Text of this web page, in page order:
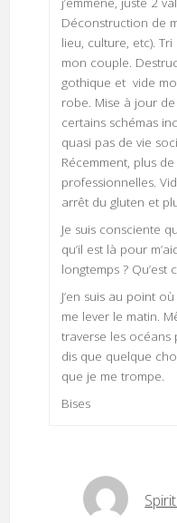
Déconstruction de
lieu, culture, etc).
mon couple.
gothique et vide
robe. Mise à jour de
certains schémas
quasi pas de vie
Récemment, plus
professionnelles.
arrêt du gluten et
Je suis consciente
qu’il est là pour
longtemps ?
J’en suis au point
me lever le matin.
traverse les océans
dis que quelque
que je me trompe.
Bises